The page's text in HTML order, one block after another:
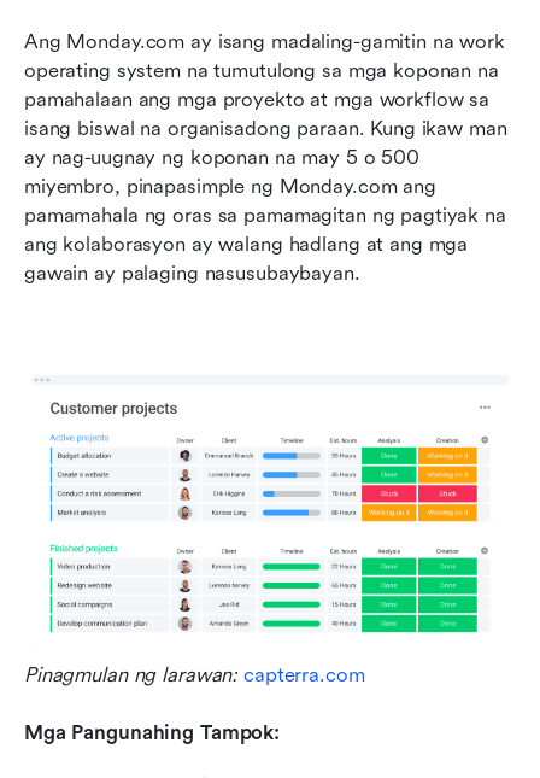
Ang Monday.com ay isang madaling-gamitin na work
operating system na tumutulong sa mga koponan na
pamahalaan ang mga proyekto at mga workflow sa
isang biswal na organisadong paraan. Kung ikaw man
ay nag-uugnay ng koponan na may 5 o 500
miyembro, pinapasimple ng Monday.com ang
pamamahala ng oras sa pamamagitan ng pagtiyak na
ang kolaborasyon ay walang hadlang at ang mga
gawain ay palaging nasusubaybayan.
Pinagmulan ng larawan: capterra.com
Mga Pangunahing Tampok: